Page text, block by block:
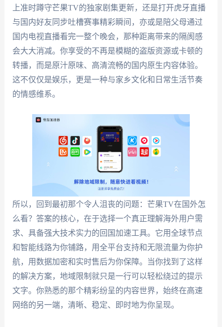
上准时蹲守芒果TV的独家剧集更新，还是打开虎牙直播
与国内好友同步吐槽赛事精彩瞬间，亦或是陪父母通过
国内电视直播看完一整个晚会，那种距离带来的隔阂感
会大大消减。你享受的不再是模糊的盗版资源或卡顿的
转播，而是原汁原味、高清流畅的国内原生内容体验。
这不仅仅是娱乐，更是一种与家乡文化和日常生活节奏
的情感维系。
所以，回到最初那个令人沮丧的问题：芒果TV在国外怎
么看？答案的核心，在于选择一个真正理解海外用户需
求、具备强大技术实力的回国加速工具。它用全球节点
和智能线路为你铺路，用全平台支持和无限流量为你护
航，用数据加密和实时售后为你保障。当你找到了这样
的解决方案，地域限制就只是一行可以轻松绕过的提示
文字。你熟悉的那个精彩纷呈的内容世界，始终在高速
网络的另一端，清晰、稳定、即时地为你呈现。